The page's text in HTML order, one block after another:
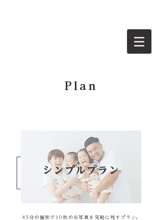
Plan
シンプルプラン
45分の撮影で10枚のお写真を気軽に残すプラン。